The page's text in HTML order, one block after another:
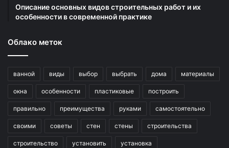
Описание основных видов строительных работ и их
особенности в современной практике
Облако меток
ванной виды выбор выбрать дома материалы
окна особенности пластиковые построить
правильно преимущества руками самостоятельно
своими советы стен стены строительства
строительство установить установка